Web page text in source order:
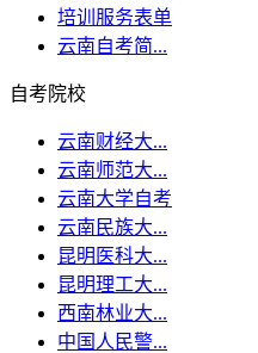
培训服务表单
云南自考简...
自考院校
云南财经大...
云南师范大...
云南大学自考
云南民族大...
昆明医科大...
昆明理工大...
西南林业大...
中国人民警...